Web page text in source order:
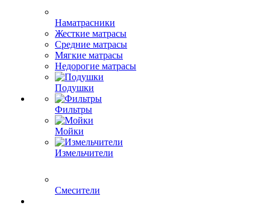
Наматрасники
Жесткие матрасы
Средние матрасы
Мягкие матрасы
Недорогие матрасы
Подушки
Фильтры
Мойки
Измельчители
Смесители